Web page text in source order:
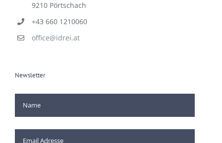
9210 Pörtschach
+43 660 1210060
office@idrei.at
Newsletter